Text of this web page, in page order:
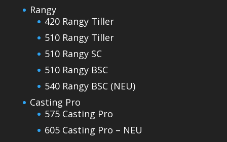
Rangy
420 Rangy Tiller
510 Rangy Tiller
510 Rangy SC
510 Rangy BSC
540 Rangy BSC (NEU)
Casting Pro
575 Casting Pro
605 Casting Pro – NEU